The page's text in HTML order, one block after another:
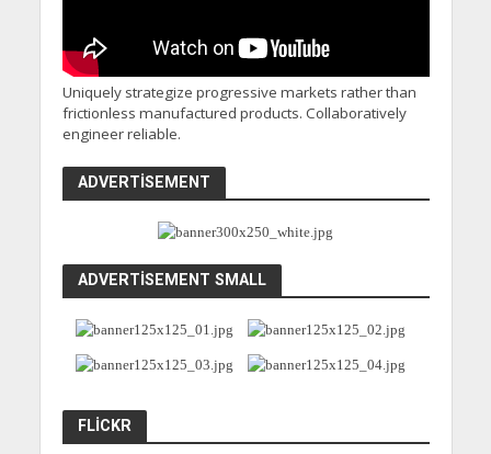
Uniquely strategize progressive markets rather than
frictionless manufactured products. Collaboratively
engineer reliable.
ADVERTISEMENT
ADVERTISEMENT SMALL
FLICKR